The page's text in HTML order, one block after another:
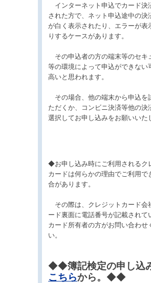
インターネット申込でカード決
された方で、ネット申込途中の決
が白く表示されたり、エラーが表
りするケースがあります。
その申込者の方の端末等のセキ
等の環境によって申込ができない
高いと思われます。
その場合、他の端末から申込を
ただくか、コンビニ決済等他の決
選択してお申し込みをお願いいた
◆お申し込み時にご利用されるク
カードは何らかの理由でご利用で
合があります。
その際は、クレジットカード会
ード裏面に電話番号が記載されて
カード所有者の方がお問い合わせ
い。
◆◆簿記検定の申し込
こちらから。◆◆